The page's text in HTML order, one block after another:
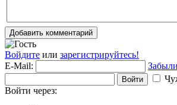
Добавить комментарий
Войдите или зарегистрируйтесь!
E-Mail:
Войти
Войти через: